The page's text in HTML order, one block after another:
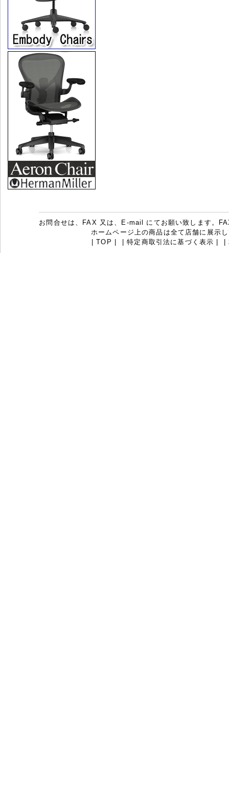
お問合せは、FAX 又は、E-mail にてお願い致します。
ホームページ上の商品は全て店舗に展示
|TOP |特定商取引法に基づく表示 |